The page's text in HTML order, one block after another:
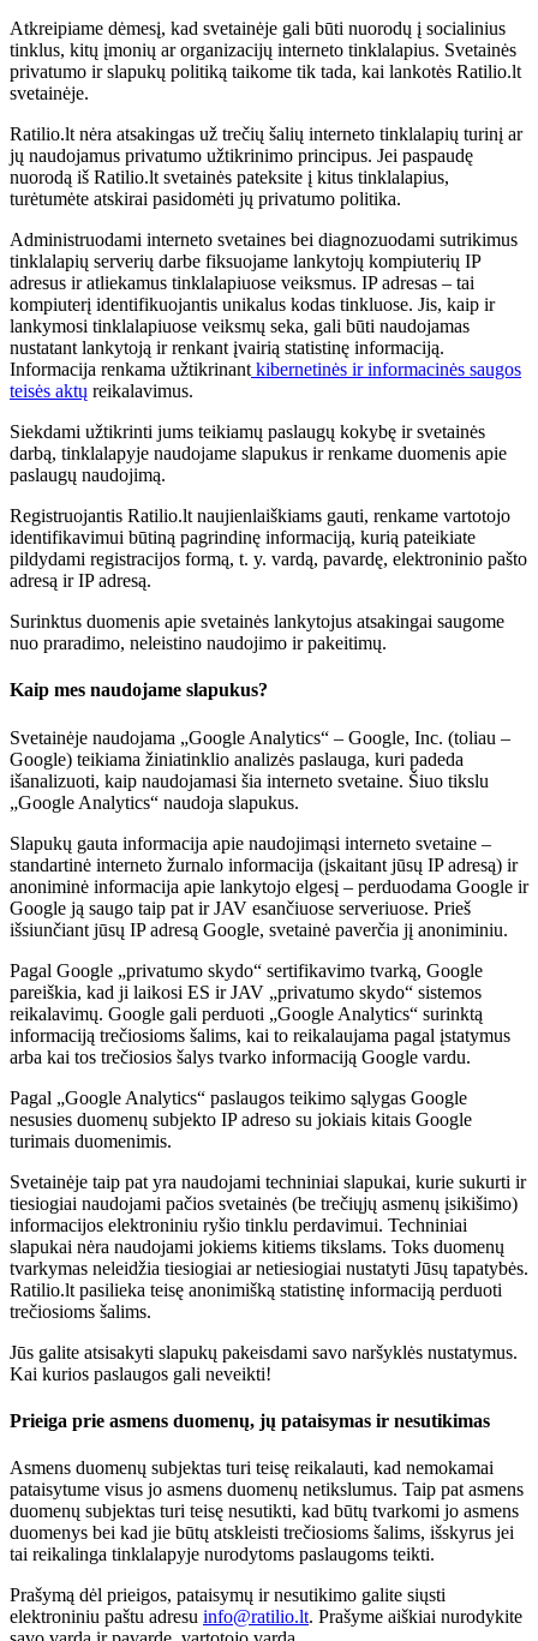
Atkreipiame dėmesį, kad svetainėje gali būti nuorodų į socialinius
tinklus, kitų įmonių ar organizacijų interneto tinklalapius. Svetainės
privatumo ir slapukų politiką taikome tik tada, kai lankotės Ratilio.lt
svetainėje.
Ratilio.lt nėra atsakingas už trečių šalių interneto tinklalapių turinį ar
jų naudojamus privatumo užtikrinimo principus. Jei paspaudę
nuorodą iš Ratilio.lt svetainės pateksite į kitus tinklalapius,
turėtumėte atskirai pasidomėti jų privatumo politika.
Administruodami interneto svetaines bei diagnozuodami sutrikimus
tinklalapių serverių darbe fiksuojame lankytojų kompiuterių IP
adresus ir atliekamus tinklalapiuose veiksmus. IP adresas – tai
kompiuterį identifikuojantis unikalus kodas tinkluose. Jis, kaip ir
lankymosi tinklalapiuose veiksmų seka, gali būti naudojamas
nustatant lankytoją ir renkant įvairią statistinę informaciją.
Informacija renkama užtikrinant kibernetinės ir informacinės saugos
teisės aktų reikalavimus.
Siekdami užtikrinti jums teikiamų paslaugų kokybę ir svetainės
darbą, tinklalapyje naudojame slapukus ir renkame duomenis apie
paslaugų naudojimą.
Registruojantis Ratilio.lt naujienlaiškiams gauti, renkame vartotojo
identifikavimui būtiną pagrindinę informaciją, kurią pateikiate
pildydami registracijos formą, t. y. vardą, pavardę, elektroninio pašto
adresą ir IP adresą.
Surinktus duomenis apie svetainės lankytojus atsakingai saugome
nuo praradimo, neleistino naudojimo ir pakeitimų.
Kaip mes naudojame slapukus?
Svetainėje naudojama „Google Analytics“ – Google, Inc. (toliau –
Google) teikiama žiniatinklio analizės paslauga, kuri padeda
išanalizuoti, kaip naudojamasi šia interneto svetaine. Šiuo tikslu
„Google Analytics“ naudoja slapukus.
Slapukų gauta informacija apie naudojimąsi interneto svetaine –
standartinė interneto žurnalo informacija (įskaitant jūsų IP adresą) ir
anoniminė informacija apie lankytojo elgesį – perduodama Google ir
Google ją saugo taip pat ir JAV esančiuose serveriuose. Prieš
išsiunčiant jūsų IP adresą Google, svetainė paverčia jį anoniminiu.
Pagal Google „privatumo skydo“ sertifikavimo tvarką, Google
pareiškia, kad ji laikosi ES ir JAV „privatumo skydo“ sistemos
reikalavimų. Google gali perduoti „Google Analytics“ surinktą
informaciją trečiosioms šalims, kai to reikalaujama pagal įstatymus
arba kai tos trečiosios šalys tvarko informaciją Google vardu.
Pagal „Google Analytics“ paslaugos teikimo sąlygas Google
nesusies duomenų subjekto IP adreso su jokiais kitais Google
turimais duomenimis.
Svetainėje taip pat yra naudojami techniniai slapukai, kurie sukurti ir
tiesiogiai naudojami pačios svetainės (be trečiųjų asmenų įsikišimo)
informacijos elektroniniu ryšio tinklu perdavimui. Techniniai
slapukai nėra naudojami jokiems kitiems tikslams. Toks duomenų
tvarkymas neleidžia tiesiogiai ar netiesiogiai nustatyti Jūsų tapatybės.
Ratilio.lt pasilieka teisę anonimišką statistinę informaciją perduoti
trečiosioms šalims.
Jūs galite atsisakyti slapukų pakeisdami savo naršyklės nustatymus.
Kai kurios paslaugos gali neveikti!
Prieiga prie asmens duomenų, jų pataisymas ir nesutikimas
Asmens duomenų subjektas turi teisę reikalauti, kad nemokamai
pataisytume visus jo asmens duomenų netikslumus. Taip pat asmens
duomenų subjektas turi teisę nesutikti, kad būtų tvarkomi jo asmens
duomenys bei kad jie būtų atskleisti trečiosioms šalims, išskyrus jei
tai reikalinga tinklalapyje nurodytoms paslaugoms teikti.
Prašymą dėl prieigos, pataisymų ir nesutikimo galite siųsti
elektroniniu paštu adresu info@ratilio.lt. Prašyme aiškiai nurodykite